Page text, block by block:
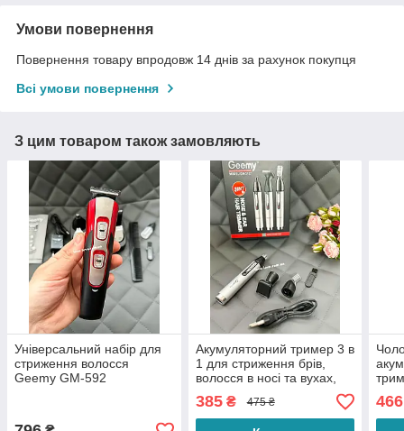
Умови повернення
Повернення товару впродовж 14 днів за рахунок покупця
Всі умови повернення
З цим товаром також замовляють
Універсальний набір для
стриження волосся
Geemy GM-592
Акумуляторний тример 3 в
1 для стриження брів,
волосся в носі та вухах,
GM-3107
385₴ 475 ₴
в 1
466